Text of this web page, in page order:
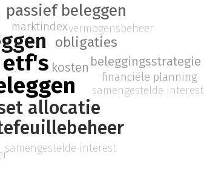
etf's
allocatie
passief beleggen
obligaties
kosten beleggingsstrategie
financiële planning
marktindex
samengestelde interest
vermogensbeheer
samengestelde interest